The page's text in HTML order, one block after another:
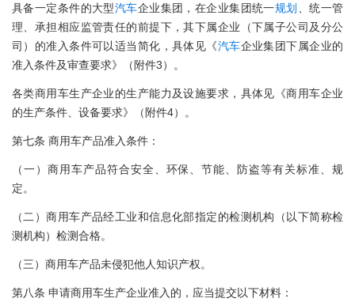
具备一定条件的大型汽车企业集团，在企业集团统一规划
、统一管
理、承担相应监管责任的前提下，其下属企业（下属子公司及分公
司）的准入条件可以适当简化，具体见《汽车企业集团下属企业的
准入条件及审查要求》（附件3）。
各类商用车生产企业的生产能力及设施要求，具体见《商用车企业
的生产条件、设备要求》（附件4）。
第七条 商用车产品准入条件：
（一）商用车产品符合安全、环保、节能、防盗等有关标准、规
定。
（二）商用车产品经工业和信息化部指定的检测机构（以下简称检
测机构）检测合格。
（三）商用车产品未侵犯他人知识产权。
第八条 申请商用车生产企业准入的，应当提交以下材料：